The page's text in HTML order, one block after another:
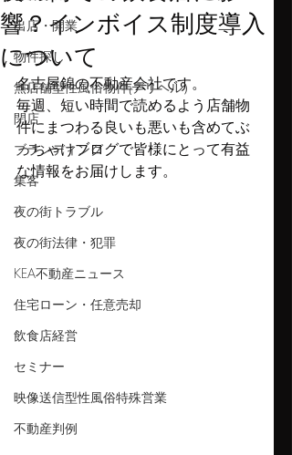
出店・開業
物件探し
無店舗型性風俗物件₍デリヘル）
閉店
ブランディング
集客
夜の街トラブル
夜の街法律・犯罪
KEA不動産ニュース
住宅ローン・任意売却
飲食店経営
セミナー
映像送信型性風俗特殊営業
不動産判例
響？インボイス制度導入
について
名古屋錦の不動産会社です。
毎週、短い時間で読めるよう店舗物
件にまつわる良いも悪いも含めてぶ
っちゃけブログで皆様にとって有益
な情報をお届けします。